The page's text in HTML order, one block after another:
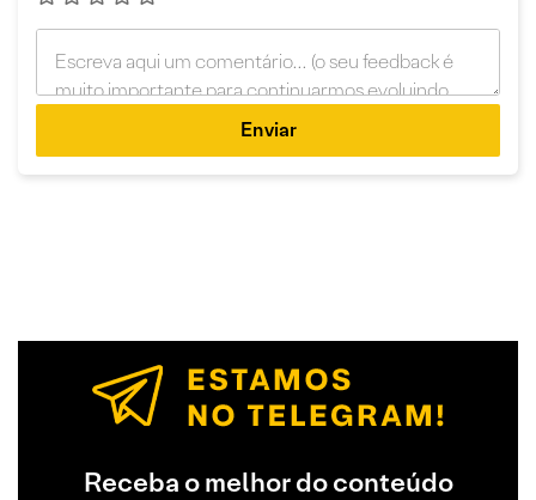
Enviar
Receba o melhor do conteúdo